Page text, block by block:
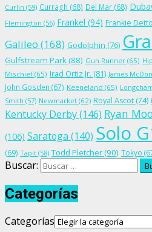
Curlin (59) Curragh (68) Del Mar (68)
Flemington (56) Frankel (94) Frankie
Galileo (168) Godolphin (76)
Gulfstream Park(88) Gun Runner (65)
Mischief (65) Irad Ortiz Jr. (81) James
John Gosden (67) Keeneland (65)
Smith (57) Newmarket (62) Royal Ascot (74)
Kentucky Derby(146) Ryan
(106) Saratoga (140) Solo
(69) Tapit (58) Todd Pletcher(90) Tokyo
Buscar:
Categorías
Categorías